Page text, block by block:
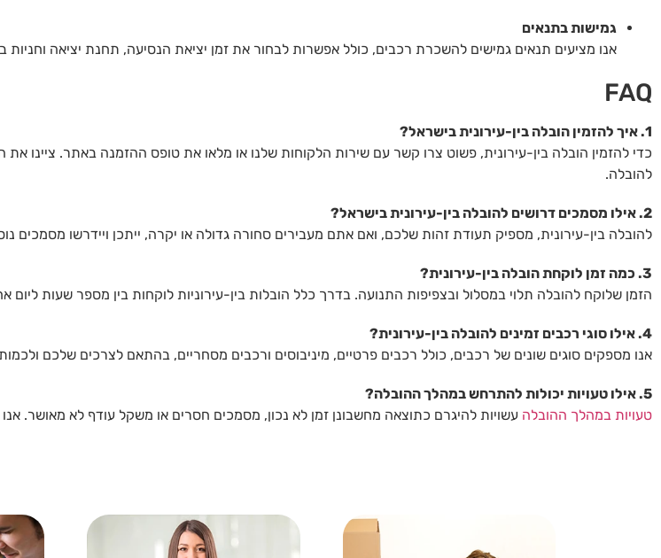
גמישות בתנאים
אנו מציעים תנאים גמישים להשכרת רכבים, כולל אפשרות לבחור את זמן יציאת הנסיעה, תחנת יציאה וחניות
FAQ
1. איך להזמין הובלה בין-עירונית בישראל?
כדי להזמין הובלה בין-עירונית, פשוט צרו קשר עם שירות הלקוחות שלנו או מלאו את טופס ההזמנה באתר. ציינו את
להובלה.
2. אילו מסמכים דרושים להובלה בין-עירונית בישראל?
להובלה בין-עירונית, מספיק תעודת זהות שלכם, ואם אתם מעבירים סחורה גדולה או יקרה, ייתכן ויידרשו מסמכים
3. כמה זמן לוקחת הובלה בין-עירונית?
הזמן שלוקח להובלה תלוי במסלול ובצפיפות התנועה. בדרך כלל הובלות בין-עירוניות לוקחות בין מספר שעות
4. אילו סוגי רכבים זמינים להובלה בין-עירונית?
אנו מספקים סוגים שונים של רכבים, כולל רכבים פרטיים, מיניבוסים ורכבים מסחריים, בהתאם לצרכים שלכם
5. אילו טעויות יכולות להתרחש במהלך ההובלה?
טעויות במהלך ההובלה עשויות להיגרם כתוצאה מחשבונן זמן לא נכון, מסמכים חסרים או משקל עודף לא מאושר.